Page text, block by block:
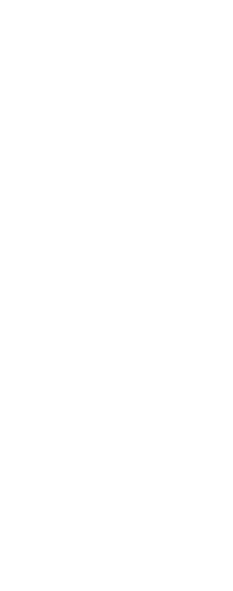
oder des Ehemannes,
sowie über eine
bei
51,00